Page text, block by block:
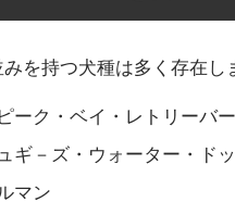
を持つ犬種は多く存在し
ーク・ベイ・レトリーバー
ギ－ズ・ウォーター・ド
マン